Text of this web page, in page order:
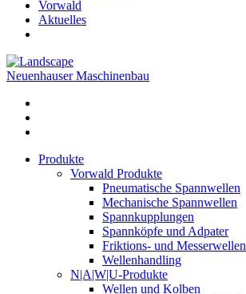
Vorwald
Aktuelles
Neuenhauser Maschinenbau
Produkte
Vorwald Produkte
Pneumatische Spannwellen
Mechanische Spannwellen
Spannkupplungen
Spannköpfe und Adpater
Friktions- und Messerwellen
Wellenhandling
N|A|W|U-Produkte
Wellen und Kolben